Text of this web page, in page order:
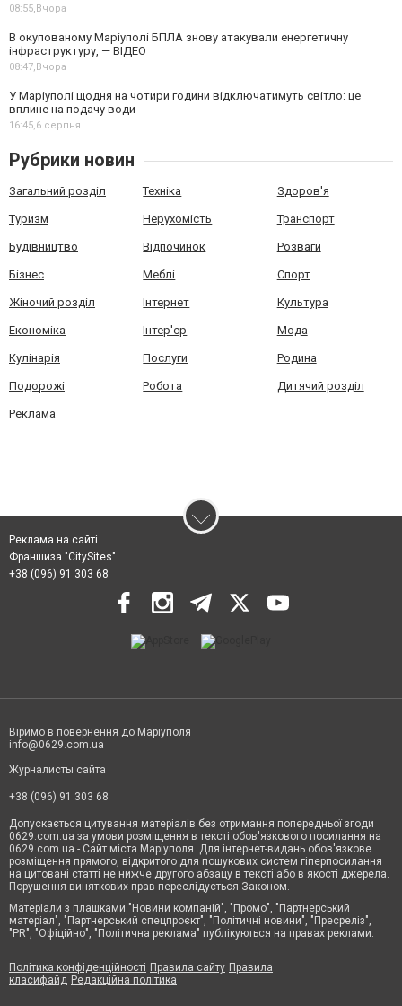
08:55,Вчора
В окупованому Маріуполі БПЛА знову атакували енергетичну
інфраструктуру, — ВІДЕО
08:47,Вчора
У Маріуполі щодня на чотири години відключатимуть світло: це
вплине на подачу води
16:45,6 серпня
Рубрики новин
Загальний розділ Техніка Здоров'я
Туризм Нерухомість Транспорт
Будівництво Відпочинок Розваги
Бізнес Меблі Спорт
Жіночий розділ Інтернет Культура
Економіка Інтер'єр Мода
Кулінарія Послуги Родина
Подорожі Робота Дитячий розділ
Реклама
Реклама на сайті
Франшиза "CitySites"
+38 (096) 91 303 68
Віримо в повернення до Маріуполя
info@0629.com.ua
Журналисты сайта
+38 (096) 91 303 68
Допускається цитування матеріалів без отримання попередньої згоди
0629.com.ua за умови розміщення в тексті обов'язкового посилання на
0629.com.ua - Сайт міста Маріуполя. Для інтернет-видань обов'язкове
розміщення прямого, відкритого для пошукових систем гіперпосилання
на цитовані статті не нижче другого абзацу в тексті або в якості джерела.
Порушення виняткових прав переслідується Законом.
Матеріали з плашками "Новини компаній", "Промо", "Партнерський
матеріал", "Партнерський спецпроєкт", "Політичні новини", "Пресреліз",
"PR", "Офіційно", "Політична реклама" публікуються на правах реклами.
Політика конфіденційності Правила сайту Правила
класифайд Редакційна політика